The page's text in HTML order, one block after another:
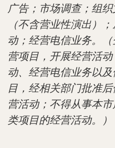
广告；市场调查；组
（不含营业性演出）
动；经营电信业务。
营项目，开展经营活
动、经营电信业务以
目，经相关部门批准
营活动；不得从事本
类项目的经营活动。）